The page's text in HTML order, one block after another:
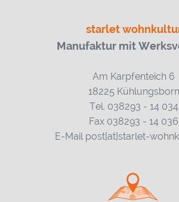
starlet
Manufaktur mit
Am Karpfenteich 6
18225 Kühlungsborn
Tel. 038293 - 14 034
Fax 038293 - 14 036
E-Mail post[at]starlet-